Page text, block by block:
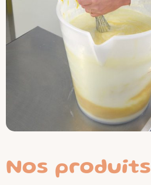
Nos produits